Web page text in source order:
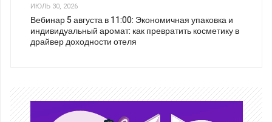
ИЮЛЬ 30, 2026
Вебинар 5 августа в 11:00: Экономичная упаковка и
индивидуальный аромат: как превратить косметику в
драйвер доходности отеля